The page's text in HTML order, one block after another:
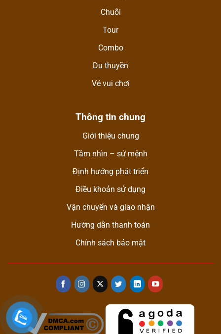
Chuỗi
Tour
Combo
Du thuyền
Vé vui chơi
Thông tin chung
Giới thiệu chung
Tầm nhìn – sứ mệnh
Định hướng phát triển
Điều khoản sử dụng
Vận chuyển và giao nhận
Hướng dẫn thanh toán
Chính sách bảo mật